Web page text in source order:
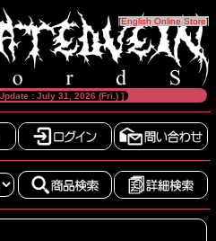
[English Online Store]
: July 31, 2026 (Fri.) ]